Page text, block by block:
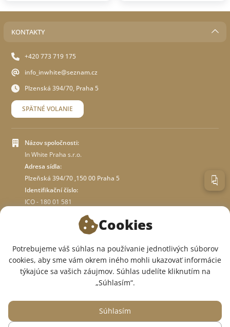
KONTAKTY
+420 773 719 175
info_inwhite@seznam.cz
Plzenská 394/70, Praha 5
SPÄTNÉ VOLANIE
Názov spoločnosti:
In White Praha s.r.o.
Adresa sídla:
Plzeňská 394/70 ,150 00 Praha 5
Identifikační číslo:
ICO - 180 01 581
O OBCHODE
SME V SOCIÁLNYCH SIEŤACH:
Cookies
Potrebujeme váš súhlas na používanie jednotlivých súborov
cookies, aby sme vám okrem iného mohli ukazovať informácie
týkajúce sa vašich záujmov. Súhlas udelíte kliknutím na
„Súhlasím“.
Súhlasím